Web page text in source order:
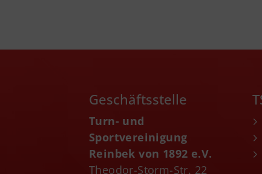
Geschäftsstelle
Turn- und
Sportvereinigung
Reinbek von 1892 e.V.
Theodor-Storm-Str. 22